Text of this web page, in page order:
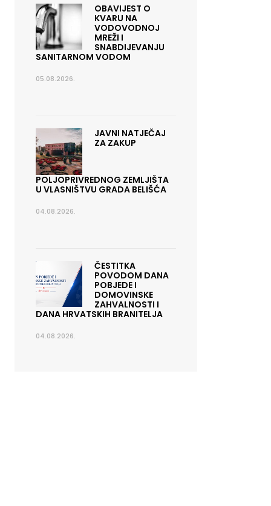
OBAVIJEST O
KVARU NA
VODOVODNOJ
MREŽI I
SNABDIJEVANJU
SANITARNOM VODOM
05.08.2026.
JAVNI NATJEČAJ
ZA ZAKUP
POLJOPRIVREDNOG ZEMLJIŠTA
U VLASNIŠTVU GRADA BELIŠĆA
04.08.2026.
ČESTITKA
POVODOM DANA
POBJEDE I
DOMOVINSKE
ZAHVALNOSTI I
DANA HRVATSKIH BRANITELJA
04.08.2026.